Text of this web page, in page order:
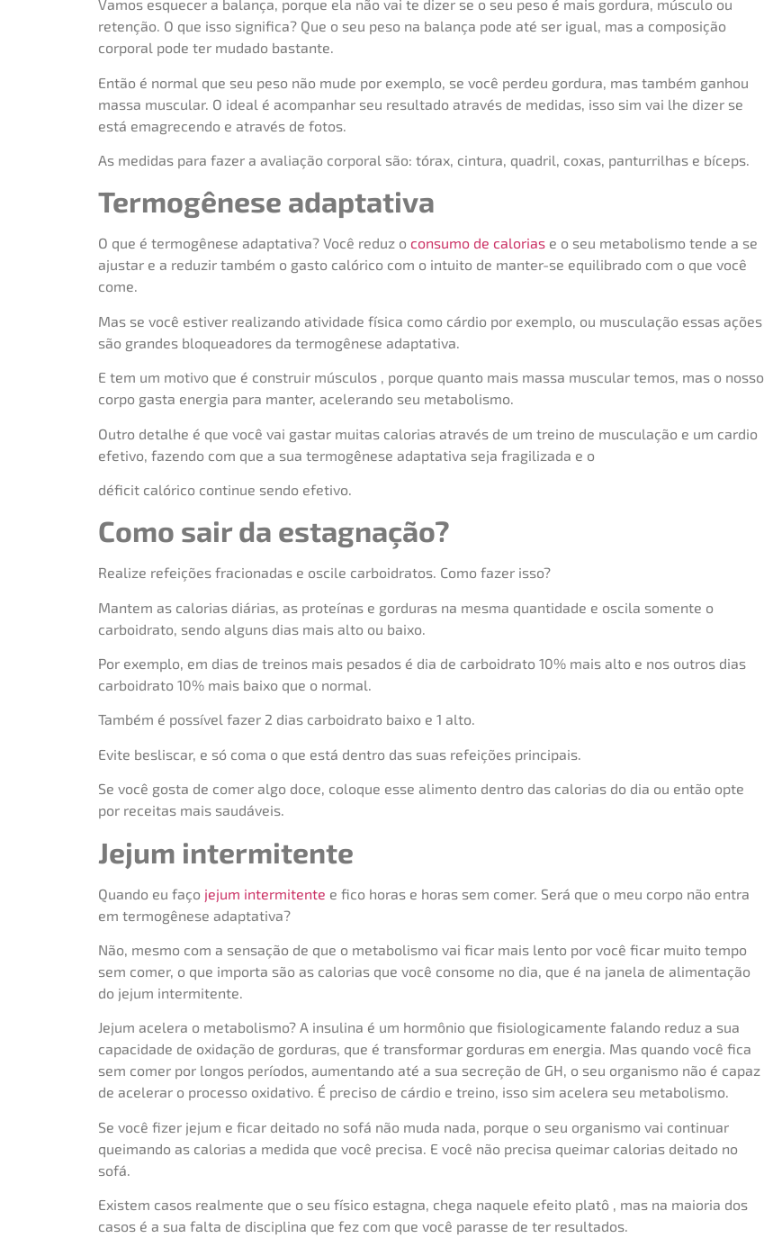
Vamos esquecer a balança, porque ela não vai te dizer se o seu peso é mais gordura, músculo ou
retenção. O que isso significa? Que o seu peso na balança pode até ser igual, mas a composição
corporal pode ter mudado bastante.
Então é normal que seu peso não mude por exemplo, se você perdeu gordura, mas também ganhou
massa muscular. O ideal é acompanhar seu resultado através de medidas, isso sim vai lhe dizer se
está emagrecendo e através de fotos.
As medidas para fazer a avaliação corporal são: tórax, cintura, quadril, coxas, panturrilhas e bíceps.
Termogênese adaptativa
O que é termogênese adaptativa? Você reduz o consumo de caloriase o seu metabolismo tende a se
ajustar e a reduzir também o gasto calórico com o intuito de manter-se equilibrado com o que você
come.
Mas se você estiver realizando atividade física como cárdio por exemplo, ou musculação essas ações
são grandes bloqueadores da termogênese adaptativa.
E tem um motivo que é construir músculos , porque quanto mais massa muscular temos, mas o nosso
corpo gasta energia para manter, acelerando seu metabolismo.
Outro detalhe é que você vai gastar muitas calorias através de um treino de musculação e um cardio
efetivo, fazendo com que a sua termogênese adaptativa seja fragilizada e o
déficit calórico continue sendo efetivo.
Como sair da estagnação?
Realize refeições fracionadas e oscile carboidratos. Como fazer isso?
Mantem as calorias diárias, as proteínas e gorduras na mesma quantidade e oscila somente o
carboidrato, sendo alguns dias mais alto ou baixo.
Por exemplo, em dias de treinos mais pesados é dia de carboidrato 10% mais alto e nos outros dias
carboidrato 10% mais baixo que o normal.
Também é possível fazer 2 dias carboidrato baixo e 1 alto.
Evite besliscar, e só coma o que está dentro das suas refeições principais.
Se você gosta de comer algo doce, coloque esse alimento dentro das calorias do dia ou então opte
por receitas mais saudáveis.
Jejum intermitente
Quando eu faço jejum intermitente e fico horas e horas sem comer. Será que o meu corpo não entra
em termogênese adaptativa?
Não, mesmo com a sensação de que o metabolismo vai ficar mais lento por você ficar muito tempo
sem comer, o que importa são as calorias que você consome no dia, que é na janela de alimentação
do jejum intermitente.
Jejum acelera o metabolismo? A insulina é um hormônio que fisiologicamente falando reduz a sua
capacidade de oxidação de gorduras, que é transformar gorduras em energia. Mas quando você fica
sem comer por longos períodos, aumentando até a sua secreção de GH, o seu organismo não é capaz
de acelerar o processo oxidativo. É preciso de cárdio e treino, isso sim acelera seu metabolismo.
Se você fizer jejum e ficar deitado no sofá não muda nada, porque o seu organismo vai continuar
queimando as calorias a medida que você precisa. E você não precisa queimar calorias deitado no
sofá.
Existem casos realmente que o seu físico estagna, chega naquele efeito platô , mas na maioria dos
casos é a sua falta de disciplina que fez com que você parasse de ter resultados.